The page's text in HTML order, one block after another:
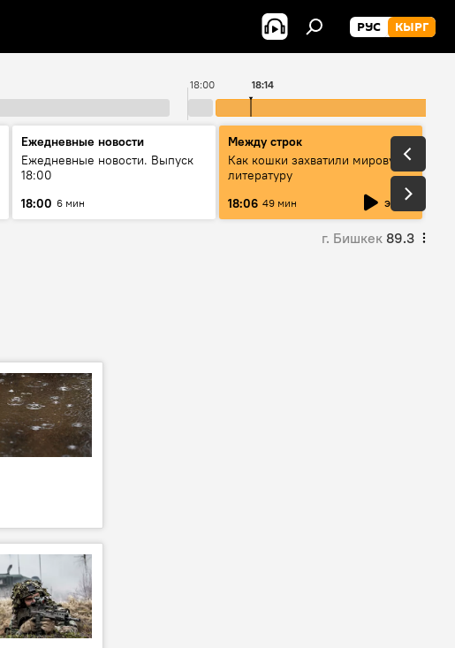
РУС КЫРГ
18:00 18:14
Ежедневные новости
Ежедневные новости. Выпуск
18:00
18:00 6 мин
Между строк
Как кошки захватили мировую
литературу
18:06 49 мин эфир
г. Бишкек 89.3